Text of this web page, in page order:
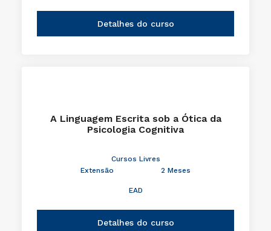
Detalhes do curso
A Linguagem Escrita sob a Ótica da
Psicologia Cognitiva
Cursos Livres
Extensão
2 Meses
EAD
Detalhes do curso